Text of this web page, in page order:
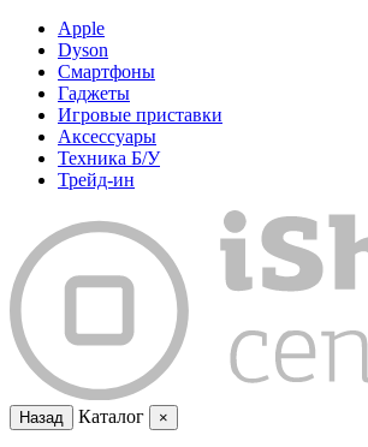
Apple
Dyson
Смартфоны
Гаджеты
Игровые приставки
Аксессуары
Техника Б/У
Трейд-ин
Назад Каталог ×